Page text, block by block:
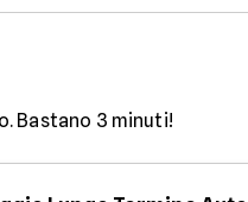
Bastano 3 minuti!